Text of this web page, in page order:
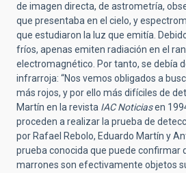
de imagen directa, de astrometría,
que presentaba en el cielo, y
que estudiaron la luz que emitía.
fríos, apenas emiten radiación en el
electromagnético. Por tanto, se debía
infrarroja: “Nos vemos obligados a
más rojos, y por ello más difíciles de
Martín en la revista IAC Noticiasen
proceden a realizar la prueba de
por Rafael Rebolo, Eduardo Martín y
prueba conocida que puede confirmar
marrones son efectivamente objetos